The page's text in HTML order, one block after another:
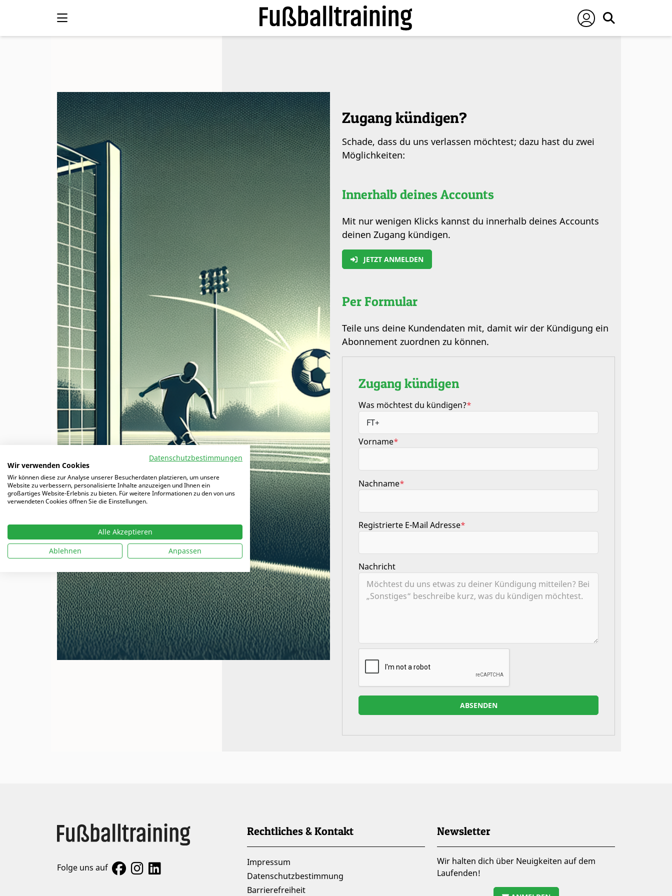
Zugang kündigen?
Schade, dass du uns verlassen möchtest; dazu hast du zwei
Möglichkeiten:
Innerhalb deines Accounts
Mit nur wenigen Klicks kannst du innerhalb deines Accounts
deinen Zugang kündigen.
JETZT ANMELDEN
Per Formular
Teile uns deine Kundendaten mit, damit wir der Kündigung ein
Abonnement zuordnen zu können.
Zugang kündigen
Was möchtest du kündigen?*
Vorname*
Nachname*
Registrierte E-Mail Adresse*
Nachricht
Folge uns auf
Rechtliches & Kontakt
Impressum
Datenschutzbestimmung
Barrierefreiheit
Newsletter
Wir halten dich über Neuigkeiten auf dem
Laufenden!
Datenschutzbestimmungen
Wir verwenden Cookies
Wir können diese zur Analyse unserer Besucherdaten platzieren, um unsere
Website zu verbessern, personalisierte Inhalte anzuzeigen und Ihnen ein
großartiges Website-Erlebnis zu bieten. Für weitere Informationen zu den von uns
verwendeten Cookies öffnen Sie die Einstellungen.
Alle Akzeptieren
Ablehnen
Anpassen